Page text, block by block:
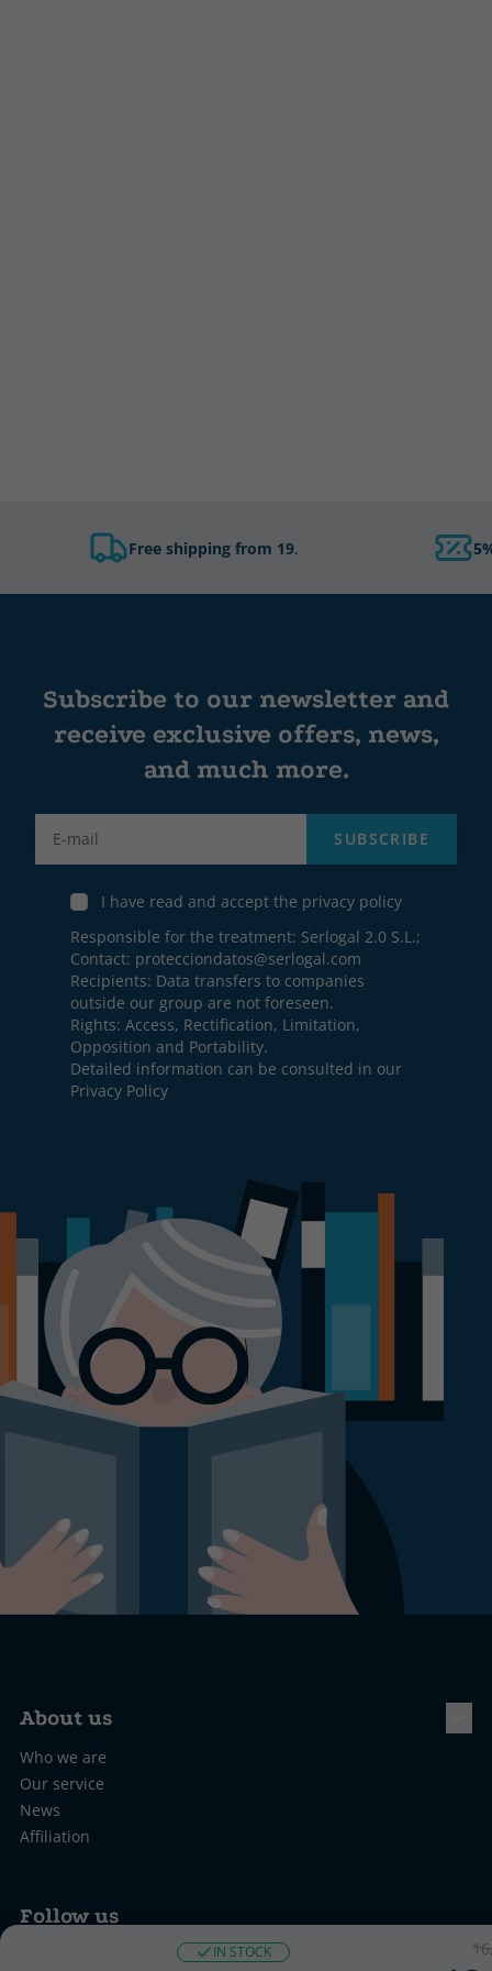
IN STOCK
Free shipping from 19.
Subscribe to our newsletter and
receive exclusive offers, news,
and much more.
SUBSCRIBE
I have read and accept the privacy policy
Responsible for the treatment: Serlogal 2.0 S.L.;
Contact: protecciondatos@serlogal.com
Recipients: Data transfers to companies
outside our group are not foreseen.
Rights: Access, Rectification, Limitation,
Opposition and Portability.
Detailed information can be consulted in our
Privacy Policy
About us
Who we are
Our service
News
Affiliation
Follow us